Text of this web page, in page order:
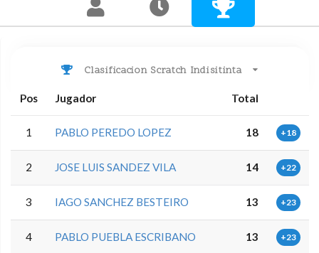
Clasificacion Scratch Indisitinta
Pos Jugador Total
1 PABLO PEREDO LOPEZ 18 +18
2 JOSE LUIS SANDEZ VILA 14 +22
3 IAGO SANCHEZ BESTEIRO 13 +23
4 PABLO PUEBLA ESCRIBANO 13 +23